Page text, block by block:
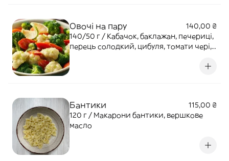
Овочі на пару
140,00 ₴
140/50 г / Кабачок, баклажан, печериці,
перець солодкий, цибуля, томати чері,
Бантики
115,00 ₴
120 г / Макарони бантики, вершкове
масло